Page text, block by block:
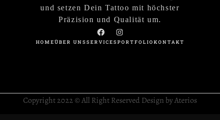
und setzen Dein Tattoo mit höchster
Präzision und Qualität um.
HOMEÜBER UNSSERVICESPORTFOLIOKONTAKT
Copyright 2022 © All Right Reserved Design by Aterios